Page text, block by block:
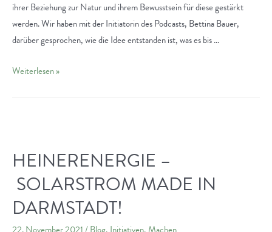
ihrer Beziehung zur Natur und ihrem Bewusstsein für diese gestärkt
werden. Wir haben mit der Initiatorin des Podcasts, Bettina Bauer,
darüber gesprochen, wie die Idee entstanden ist, was es bis …
Der
–
Mit
Robin
und
ihren
Weiterlesen »
HEINERENERGIE –
SOLARSTROM MADE IN
DARMSTADT!